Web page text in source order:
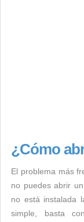
¿Cómo
El problema más
no puedes abrir
no está instalada
simple, basta